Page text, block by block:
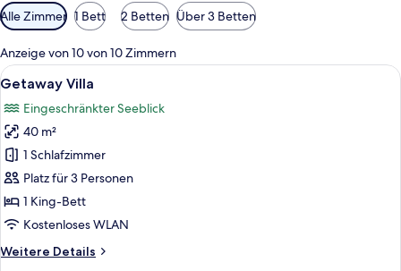
Verfügbare
Filter
für
Zimmer
Alle Zimmer 1 Bett 2 Betten Über 3 Betten
Anzeige von 10 von 10 Zimmern
Alle
Fotos
für
Getaway
Villa
anzeigen
Ein Schlafzimmer mit Bett,
5
Getaway Villa
Eingeschränkter Seeblick
40 m²
1 Schlafzimmer
Platz für 3 Personen
1 King-Bett
Kostenloses WLAN
Weitere Details
Weitere